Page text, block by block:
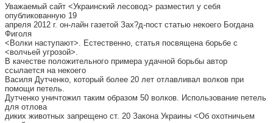
Уважаемый сайт <Украинский лесовод> разместил у себя
опубликованную 19
апреля 2012 г. он-лайн газетой Зах?д-пост статью некоего Богдана
Фиголя
<Волки наступают>. Естественно, статья посвящена борьбе с
<волчьей угрозой>.
В качестве положительного примера удачной борьбы автор
ссылается на некоего
Василя Дутченко, который более 20 лет отлавливал волков при
помощи петель.
Дутченко уничтожил таким образом 50 волков. Использование петель
для отлова
диких животных запрещено ст. 20 Закона Украины <Об охотничьем